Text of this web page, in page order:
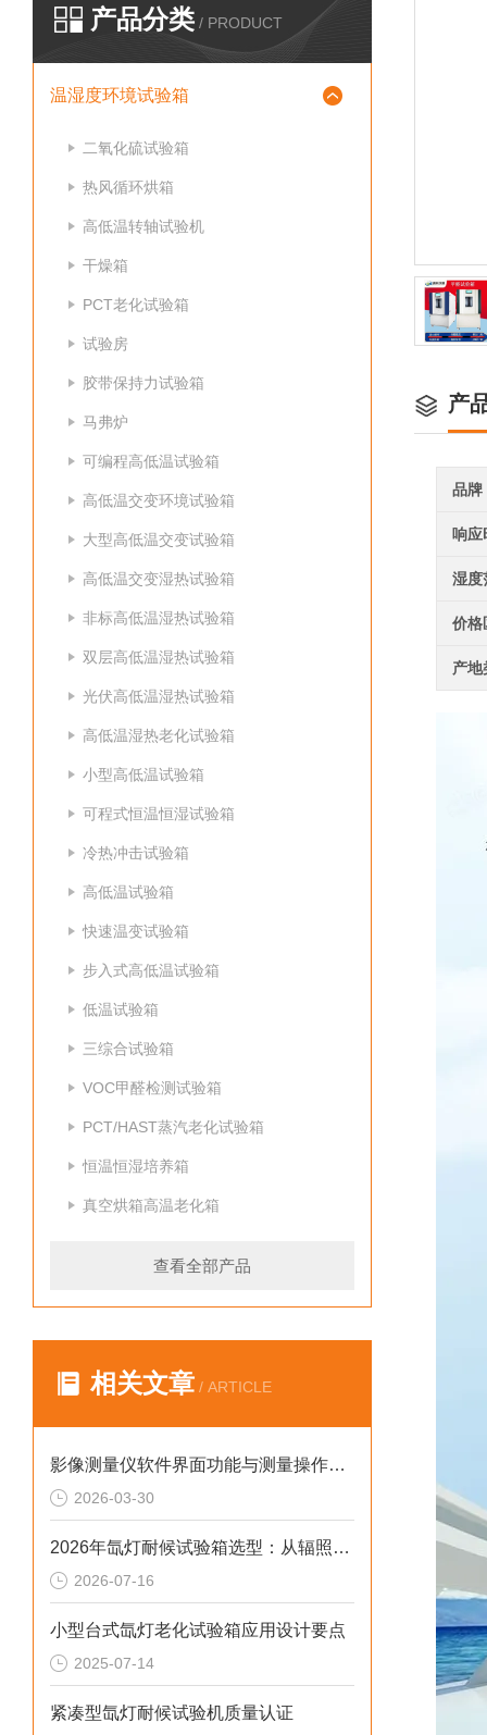
产品分类 / PRODUCT
温湿度环境试验箱
二氧化硫试验箱
热风循环烘箱
高低温转轴试验机
干燥箱
PCT老化试验箱
试验房
胶带保持力试验箱
马弗炉
可编程高低温试验箱
高低温交变环境试验箱
大型高低温交变试验箱
高低温交变湿热试验箱
非标高低温湿热试验箱
双层高低温湿热试验箱
光伏高低温湿热试验箱
高低温湿热老化试验箱
小型高低温试验箱
可程式恒温恒湿试验箱
冷热冲击试验箱
高低温试验箱
快速温变试验箱
步入式高低温试验箱
低温试验箱
三综合试验箱
VOC甲醛检测试验箱
PCT/HAST蒸汽老化试验箱
恒温恒湿培养箱
真空烘箱高温老化箱
查看全部产品
相关文章 / ARTICLE
影像测量仪软件界面功能与测量操作实战指南
2026-03-30
2026年氙灯耐候试验箱选型：从辐照度闭环控制看老化数据一致性
2026-07-16
小型台式氙灯老化试验箱应用设计要点
2025-07-14
紧凑型氙灯耐候试验机质量认证
产
品牌
响应
湿度
价格
产地